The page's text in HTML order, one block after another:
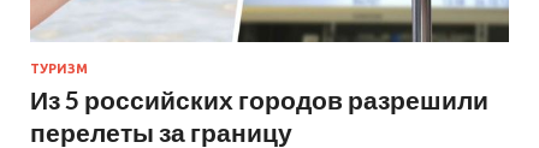
ТУРИЗМ
Из 5 российских городов разрешили
перелеты за границу